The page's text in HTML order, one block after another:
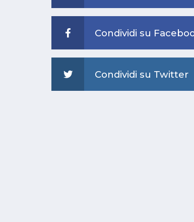
Condividi su
Condividi su Twitter